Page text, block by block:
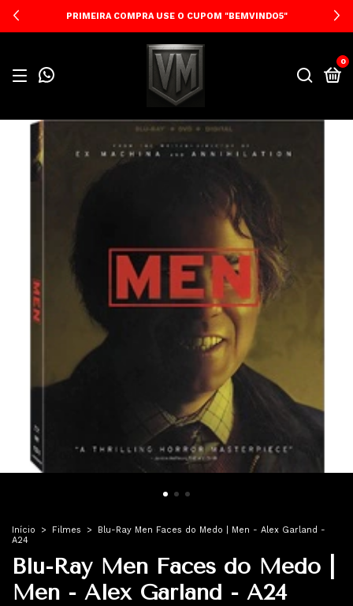
PRIMEIRA COMPRA USE O CUPOM "BEMVINDO5"
0
Início > Filmes >
Blu-Ray Men Faces do Medo | Men - Alex Garland -
A24
Blu-Ray Men Faces do Medo |
Men - Alex Garland - A24